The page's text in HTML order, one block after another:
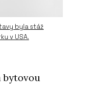
byla stáž
v USA.
bytovou